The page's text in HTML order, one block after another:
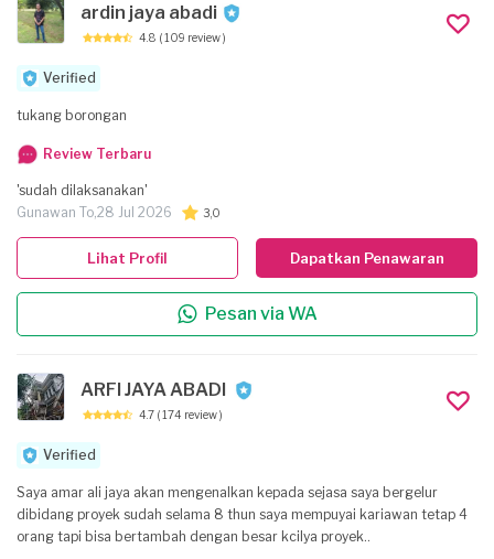
ardin jaya abadi
4.8 ( 109 review )
Verified
tukang borongan
Review Terbaru
'sudah dilaksanakan'
Gunawan To,28 Jul 2026 3,0
Dapatkan Penawaran
Pesan via WA
Lihat Profil
ARFI JAYA ABADI
4.7 ( 174 review )
Verified
Saya amar ali jaya akan mengenalkan kepada sejasa saya bergelur
dibidang proyek sudah selama 8 thun saya mempuyai kariawan tetap 4
orang tapi bisa bertambah dengan besar kcilya proyek..